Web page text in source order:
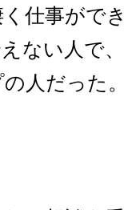
仕事がで
ない人で
人だった